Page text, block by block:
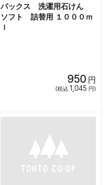
パックス 洗濯用石けん
ソフト 詰替用 １０００ｍ
ｌ
950 円
(税込 1,045 円)